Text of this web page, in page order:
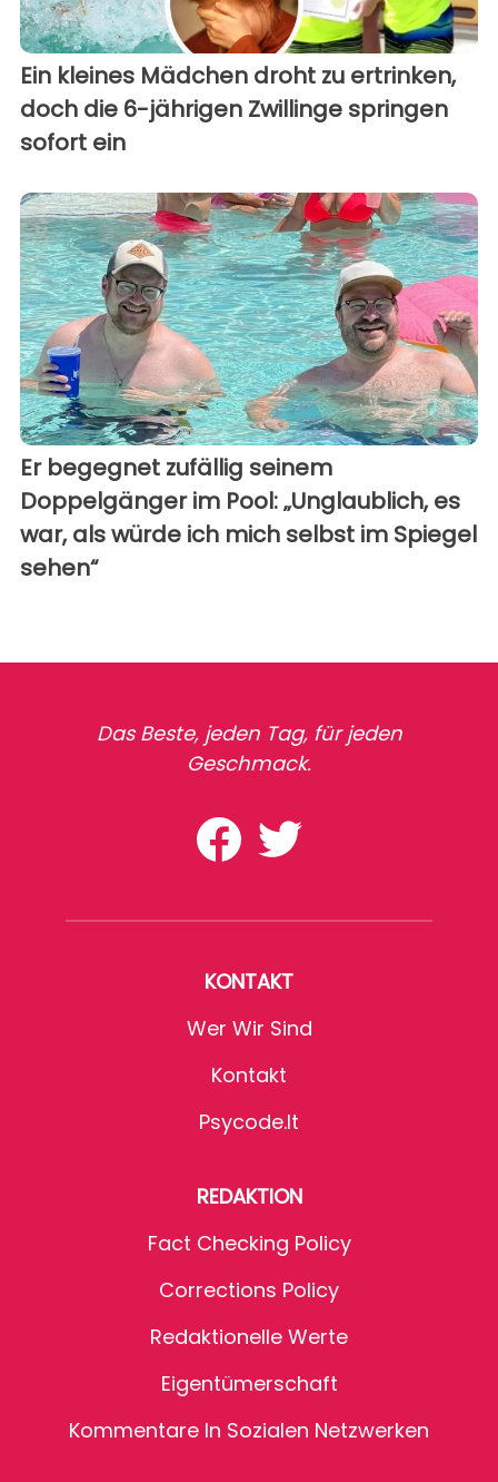
Ein kleines Mädchen droht zu ertrinken,
doch die 6-jährigen Zwillinge springen
sofort ein
Er begegnet zufällig seinem
Doppelgänger im Pool: „Unglaublich, es
war, als würde ich mich selbst im Spiegel
sehen“
Das Beste, jeden Tag, für jeden
Geschmack.
KONTAKT
Wer Wir Sind
Kontakt
Psycode.it
REDAKTION
Fact Checking Policy
Corrections Policy
Redaktionelle Werte
Eigentümerschaft
Kommentare In Sozialen Netzwerken